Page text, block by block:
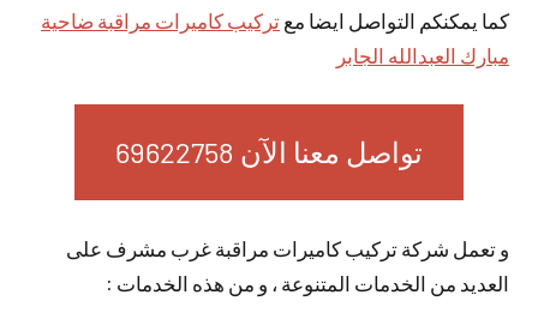
كما يمكنكم التواصل ايضا مع تركيب كاميرات مراقبة ضاحية
مبارك العبدالله الجابر
تواصل معنا الآن 69622758
و تعمل شركة تركيب كاميرات مراقبة غرب مشرف على
العديد من الخدمات المتنوعة ، و من هذه الخدمات :